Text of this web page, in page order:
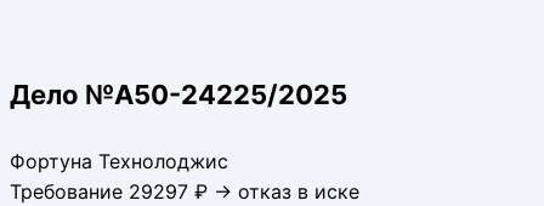
Дело №А50-24225/2025
Фортуна Технолоджис
Требование 29297 ₽ → отказ в иске